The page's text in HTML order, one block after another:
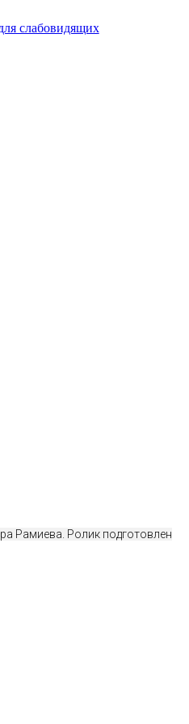
Рамиева. Ролик подготовлен